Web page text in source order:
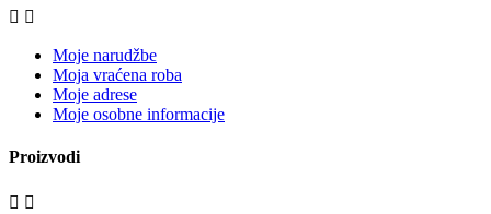
 
Moje narudžbe
Moja vraćena roba
Moje adrese
Moje osobne informacije
Proizvodi
 